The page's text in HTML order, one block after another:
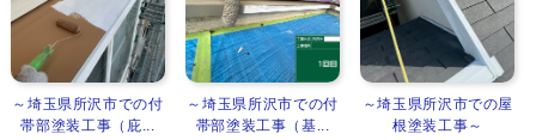
～埼玉県所沢市での付
帯部塗装工事（庇...
～埼玉県所沢市での付
帯部塗装工事（基...
～埼玉県所沢市での屋
根塗装工事～